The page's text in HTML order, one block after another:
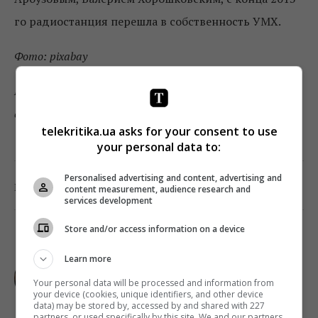
го радиостанция перешла в собственность УМХ.
Фото: pixabay
Подписывайтесь на «Телекритику»
в
Поделиться: Facebook Twitter 0
ПАВЕЛ МАНДРЫК
telekritika.ua asks for your consent to use
your personal data to:
Personalised advertising and content, advertising and
content measurement, audience research and
services development
Store and/or access information on a device
Learn more
Your personal data will be processed and information from
your device (cookies, unique identifiers, and other device
data) may be stored by, accessed by and shared with 227